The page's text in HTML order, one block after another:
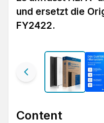
und ersetzt die
FY2422.
Content